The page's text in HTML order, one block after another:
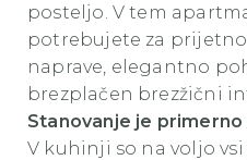
posteljo. V tem
potrebujete za
naprave, elegantno
brezplačen brezžični
Stanovanje je
V kuhinji so na voljo